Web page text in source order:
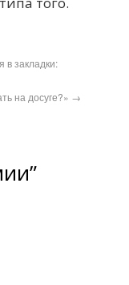
в закладки:
на досуге?» →